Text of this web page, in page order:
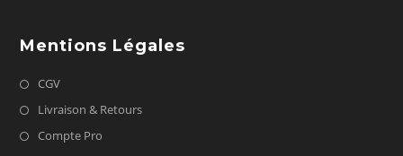
Mentions Légales
CGV
Livraison & Retours
Compte Pro